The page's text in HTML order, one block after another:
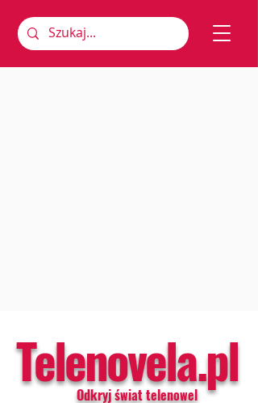
Telenovela.pl
Odkryj świat telenowel